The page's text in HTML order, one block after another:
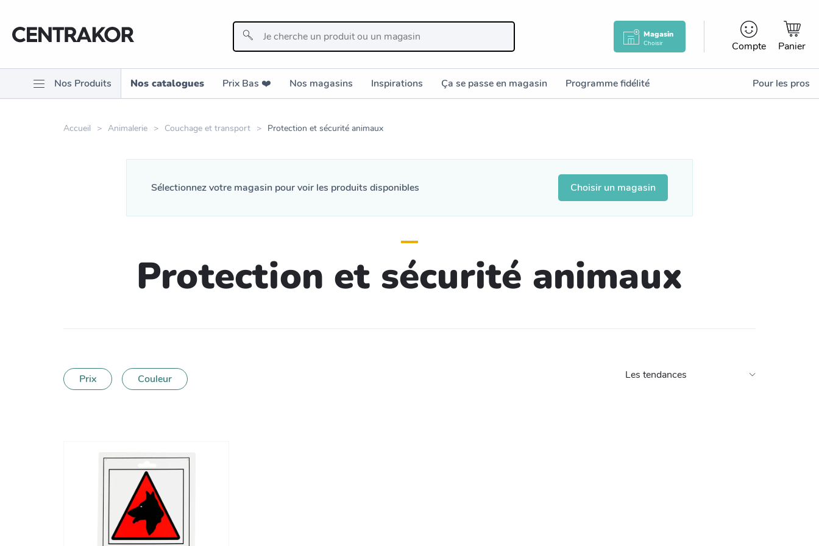
Magasin
Choisir Compte Panier
Nos Produits Nos catalogues Prix Bas ❤️️ Nos magasins Inspirations Ça se passe en magasin Programme fidélité Pour les pros
Accueil Animalerie Couchage et transport Protection et sécurité animaux
Sélectionnez votre magasin pour voir les produits disponibles Choisir un magasin
Protection et sécurité animaux
Prix Couleur